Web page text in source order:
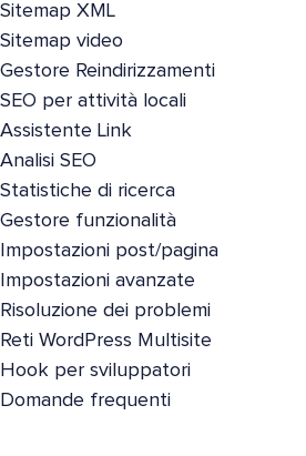
Sitemap XML
Sitemap video
Gestore Reindirizzamenti
SEO per attività locali
Assistente Link
Analisi SEO
Statistiche di ricerca
Gestore funzionalità
Impostazioni post/pagina
Impostazioni avanzate
Risoluzione dei problemi
Reti WordPress Multisite
Hook per sviluppatori
Domande frequenti